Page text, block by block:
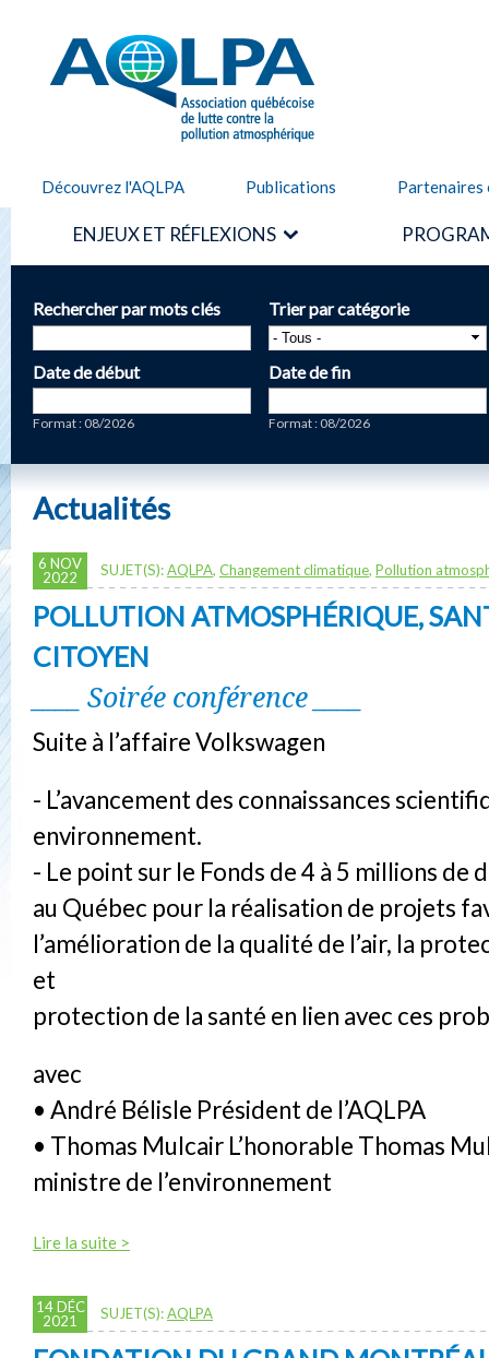
AQLPA
Découvrez l'AQLPA Publications Partenaires
ENJEUX ET RÉFLEXIONS
Rechercher par mots clés Trier par catégorie
Date de début
Format : 08/2026
Date de fin
Format : 08/2026
Actualités
6 NOV
2022
SUJET(S):AQLPA, Changement climatique, Pollution
POLLUTION ATMOSPHÉRIQUE,
CITOYEN
____ Soirée conférence ____
Suite à l’affaire Volkswagen
- L’avancement des connaissances
environnement.
- Le point sur le Fonds de 4 à 5 millions de
au Québec pour la réalisation de projets
l’amélioration de la qualité de l’air, la
et
protection de la santé en lien avec ces
avec
• André Bélisle Président de l’AQLPA
• Thomas Mulcair L’honorable Thomas
ministre de l’environnement
Lire la suite >
14 DÉC
2021
SUJET(S):AQLPA